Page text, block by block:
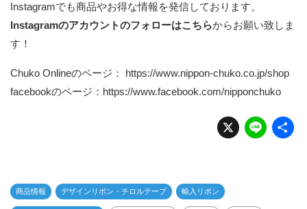
Instagramでも商品やお得な情報を発信しております。
Instagramのアカウントのフォローはこちらからお願い致しま
す！
Chuko Onlineのページ： https://www.nippon-chuko.co.jp/shop
facebookのページ： https://www.facebook.com/nipponchuko
X Li
n
商品情報 デザインリボン・チロルテープ 輸入リボン